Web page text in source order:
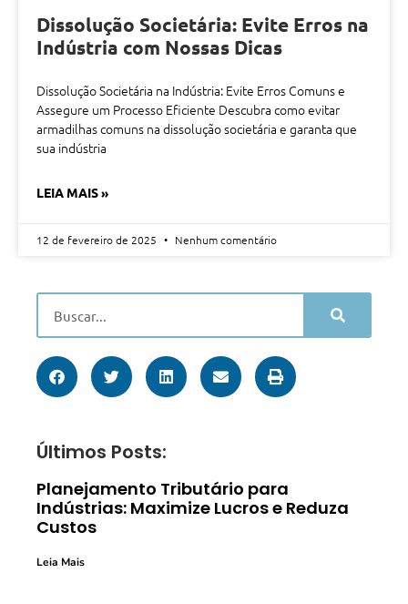
Dissolução Societária: Evite Erros na
Indústria com Nossas Dicas
Dissolução Societária na Indústria: Evite Erros Comuns e
Assegure um Processo Eficiente Descubra como evitar
armadilhas comuns na dissolução societária e garanta que
sua indústria
LEIA MAIS »
12 de fevereiro de 2025 Nenhum comentário
Últimos Posts:
Planejamento Tributário para
Indústrias: Maximize Lucros e Reduza
Custos
Leia Mais